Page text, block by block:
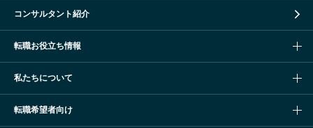
コンサルタント紹介
転職お役立ち情報
私たちについて
転職希望者向け